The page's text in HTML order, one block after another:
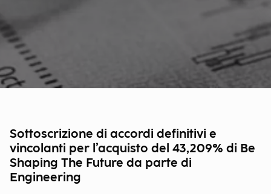
Sottoscrizione di accordi definitivi e
vincolanti per l’acquisto del 43,209% di Be
Shaping The Future da parte di
Engineering